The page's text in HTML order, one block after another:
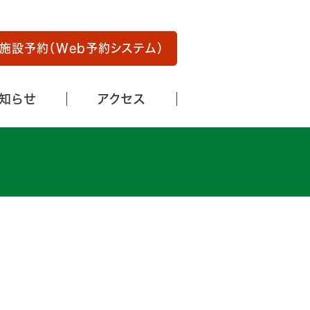
らせ アクセス